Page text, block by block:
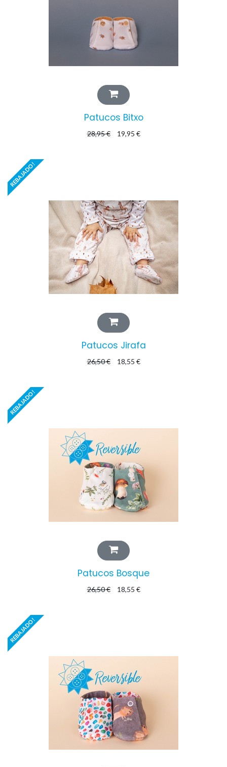
Patucos Bitxo
28,95€ 19,95 €
Patucos Jirafa
26,50€ 18,55 €
REBAJADO!
Patucos Bosque
26,50€ 18,55 €
REBAJADO!
REBAJADO!